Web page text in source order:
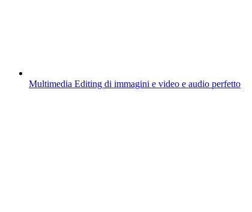
Multimedia Editing di immagini e video e audio perfetto